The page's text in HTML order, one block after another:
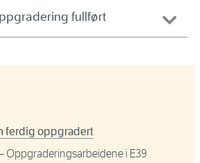
fullført
ferdig oppgradert
i E39